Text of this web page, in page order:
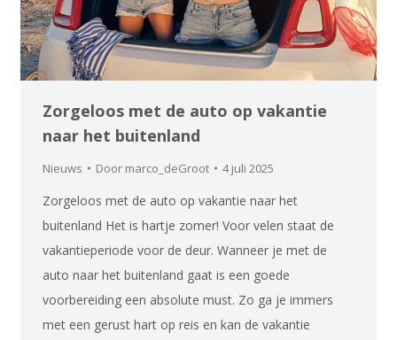
Zorgeloos met de auto op vakantie
naar het buitenland
Nieuws Door marco_deGroot 4 juli 2025
Zorgeloos met de auto op vakantie naar het
buitenland Het is hartje zomer! Voor velen staat de
vakantieperiode voor de deur. Wanneer je met de
auto naar het buitenland gaat is een goede
voorbereiding een absolute must. Zo ga je immers
met een gerust hart op reis en kan de vakantie